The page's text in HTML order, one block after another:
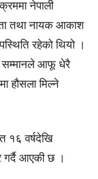
नेपाली
तथा नायक आकाश
रहेको थियो ।
सम्मानले आफू धेरै
हौसला मिल्ने
१६ वर्षदेखि
गर्दै आएकी छ ।